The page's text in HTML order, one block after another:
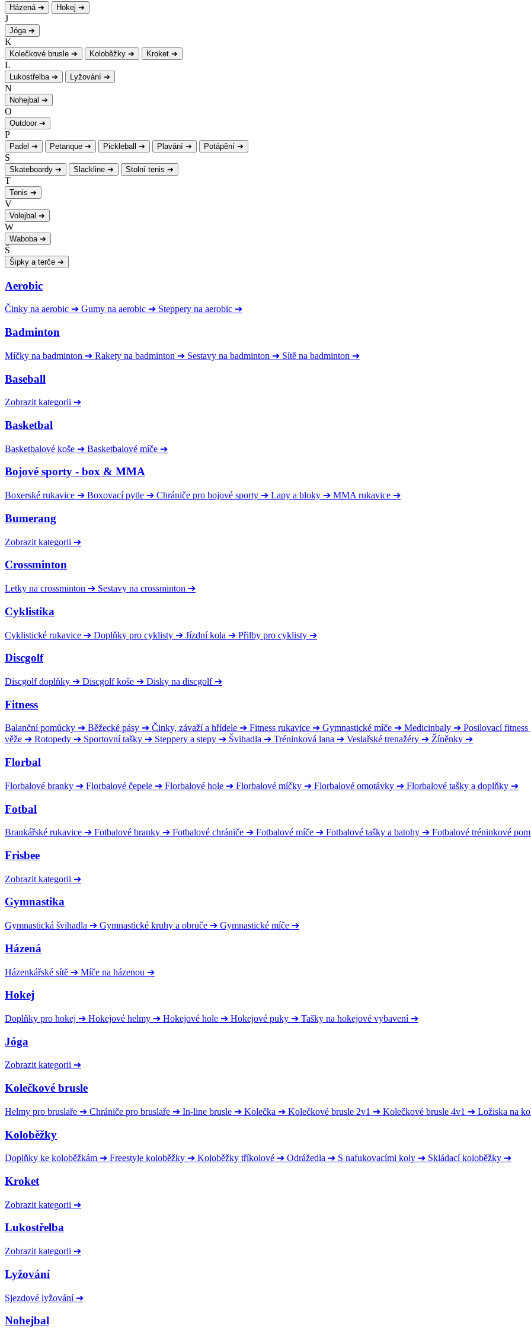
Házená ➔ Hokej ➔
J
Jóga ➔
K
Kolečkové brusle ➔ Koloběžky ➔ Kroket ➔
L
Lukostřelba ➔ Lyžování ➔
N
Nohejbal ➔
O
Outdoor ➔
P
Padel ➔ Petanque ➔ Pickleball ➔ Plavání ➔ Potápění ➔
S
Skateboardy ➔ Slackline ➔ Stolní tenis ➔
T
Tenis ➔
V
Volejbal ➔
W
Waboba ➔
Š
Šipky a terče ➔
Aerobic
Činky na aerobic ➔ Gumy na aerobic ➔ Steppery na aerobic ➔
Badminton
Míčky na badminton ➔ Rakety na badminton ➔ Sestavy na badminton ➔ Sítě na badminton ➔
Baseball
Zobrazit kategorii ➔
Basketbal
Basketbalové koše ➔ Basketbalové míče ➔
Bojové sporty - box & MMA
Boxerské rukavice ➔ Boxovací pytle ➔ Chrániče pro bojové sporty ➔ Lapy a bloky ➔ MMA rukavice ➔
Bumerang
Zobrazit kategorii ➔
Crossminton
Letky na crossminton ➔ Sestavy na crossminton ➔
Cyklistika
Cyklistické rukavice ➔ Doplňky pro cyklisty ➔ Jízdní kola ➔ Přilby pro cyklisty ➔
Discgolf
Discgolf doplňky ➔ Discgolf koše ➔ Disky na discgolf ➔
Fitness
Balanční pomůcky ➔ Běžecké pásy ➔ Činky, závaží a hřídele ➔ Fitness rukavice ➔ Gymnastické míče ➔ Medicinbaly ➔ Posilovací fitness
věže ➔ Rotopedy ➔ Sportovní tašky ➔ Steppery a stepy ➔ Švihadla ➔ Tréninková lana ➔ Veslařské trenažéry ➔ Žíněnky ➔
Florbal
Florbalové branky ➔ Florbalové čepele ➔ Florbalové hole ➔ Florbalové míčky ➔ Florbalové omotávky ➔ Florbalové tašky a doplňky ➔
Fotbal
Brankářské rukavice ➔ Fotbalové branky ➔ Fotbalové chrániče ➔ Fotbalové míče ➔ Fotbalové tašky a batohy ➔ Fotbalové tréninkové
Frisbee
Zobrazit kategorii ➔
Gymnastika
Gymnastická švihadla ➔ Gymnastické kruhy a obruče ➔ Gymnastické míče ➔
Házená
Házenkářské sítě ➔ Míče na házenou ➔
Hokej
Doplňky pro hokej ➔ Hokejové helmy ➔ Hokejové hole ➔ Hokejové puky ➔ Tašky na hokejové vybavení ➔
Jóga
Zobrazit kategorii ➔
Kolečkové brusle
Helmy pro bruslaře ➔ Chrániče pro bruslaře ➔ In-line brusle ➔ Kolečka ➔ Kolečkové brusle 2v1 ➔ Kolečkové brusle 4v1 ➔ Ložiska na
Koloběžky
Doplňky ke koloběžkám ➔ Freestyle koloběžky ➔ Koloběžky tříkolové ➔ Odrážedla ➔ S nafukovacími koly ➔ Skládací koloběžky ➔
Kroket
Zobrazit kategorii ➔
Lukostřelba
Zobrazit kategorii ➔
Lyžování
Sjezdové lyžování ➔
Nohejbal